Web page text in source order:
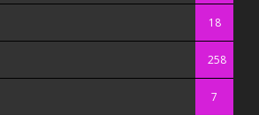
18
258
7